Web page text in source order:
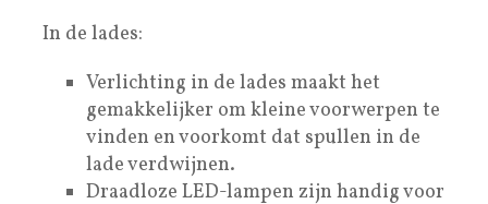
In de lades:
Verlichting in de lades maakt het
gemakkelijker om kleine voorwerpen te
vinden en voorkomt dat spullen in de
lade verdwijnen.
Draadloze LED-lampen zijn handig voor